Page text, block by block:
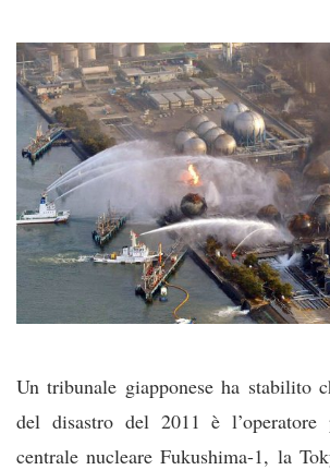
Un tribunale giapponese ha stabilito
del disastro del 2011 è l’operatore
centrale nucleare Fukushima-1, la